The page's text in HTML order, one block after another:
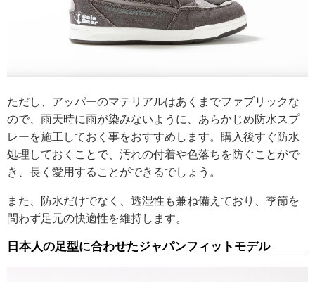
ただし、アッパーのマテリアルはあくまでファブリックな
ので、雨天時に雨が染みないように、あらかじめ防水スプ
レーを施工しておく事をおすすめします。購入後すぐ防水
処理しておくことで、汚れの付着や色落ちを防ぐことがで
き、長く愛用することができるでしょう。
また、防水だけでなく、透湿性も兼ね備えており、季節を
問わず足元の快適性を維持します。
日本人の足型に合わせたジャパンフィットモデル